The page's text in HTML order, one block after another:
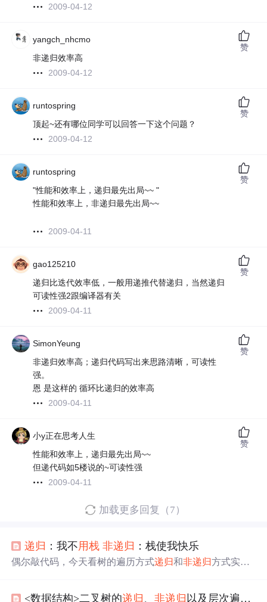
2009-04-12
yangch_nhcmo
非递归效率高
2009-04-12
赞
runtospring
顶起~还有哪位同学可以回答一下这个问题？
2009-04-12
赞
runtospring
"性能和效率上，递归最先出局~~ "
性能和效率上，非递归最先出局~~
2009-04-11
赞
gao125210
递归比迭代效率低，一般用递推代替递归，当然递归
可读性强2跟编译器有关
2009-04-11
赞
SimonYeung
非递归效率高；递归代码写出来思路清晰，可读性
强。
恩 是这样的 循环比递归的效率高
2009-04-11
赞
小y正在思考人生
性能和效率上，递归最先出局~~
但递代码如5楼说的~可读性强
2009-04-11
赞
加载更多回复（7）
递归 ：我不用栈 非递归 ：栈使我快乐
偶尔敲代码，今天看树的遍历方式递归和非递归方式实
念，首先要明白”栈“原来的意思，如此才能把握本质。"栈
<数据结构>二叉树的递归 、非递归 以及层次遍历算法C语言实现